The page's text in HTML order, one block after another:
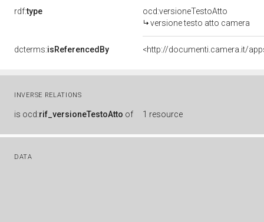
rdf:type
ocd:versioneTestoAtto
versione testo atto camera
dcterms:isReferencedBy
INVERSE RELATIONS
is ocd:rif_versioneTestoAtto of 1 resource
DATA